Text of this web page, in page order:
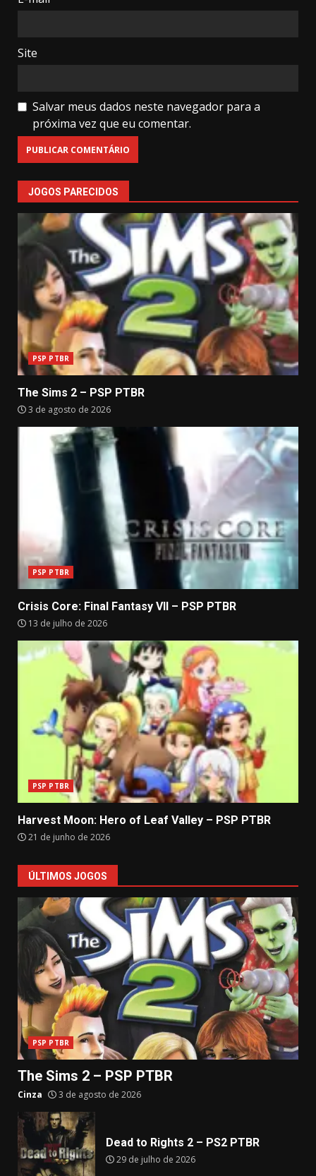
Site
Salvar meus dados neste navegador para a
próxima vez que eu comentar.
JOGOS PARECIDOS
PSP PTBR
The Sims 2 – PSP PTBR
3 de agosto de 2026
PSP PTBR
Crisis Core: Final Fantasy VII – PSP PTBR
13 de julho de 2026
PSP PTBR
Harvest Moon: Hero of Leaf Valley – PSP PTBR
21 de junho de 2026
ÚLTIMOS JOGOS
PSP PTBR
The Sims 2 – PSP PTBR
Cinza 3 de agosto de 2026
Dead to Rights 2 – PS2 PTBR
29 de julho de 2026